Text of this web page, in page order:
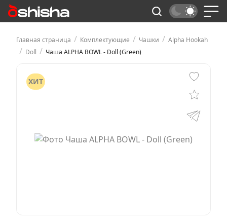
Главная страница / Комплектующие / Чашки / Alpha Hookah
/ Doll / Чаша ALPHA BOWL - Doll (Green)
ХИТ